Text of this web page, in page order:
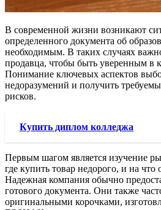
В современной жизни возникают
определенного документа об
необходимым. В таких случаях
продавца, чтобы быть уверенным в
Понимание ключевых аспектов
недоразумений и получить
рисков.
Купить диплом колледжа
Первым шагом является изучение
где купить товар недорого, и на что
Надежная компания обычно
готового документа. Они также
оригинальными корочками,